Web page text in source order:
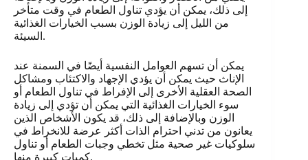
إلى ذلك، يمكن أن يؤدي تناول الطعام في وقت متأخر
من الليل إلى زيادة الوزن بسبب الخيارات الغذائية
السيئة.
يمكن أن تسهم العوامل النفسية أيضًا في السمنة عند
الإناث حيث يمكن أن يؤدي الإجهاد والاكتئاب ومشاكل
الصحة العقلية الأخرى إلى الإفراط في تناول الطعام أو
سوء الخيارات الغذائية التي يمكن أن تؤدي إلى زيادة
الوزن وبالإضافة إلى ذلك، قد يكون الأشخاص الذين
يعانون من تدني احترام الذات أكثر عرضة للانخراط في
سلوكيات غير صحية مثل تخطي وجبات الطعام أو تناول
كميات كبيرة منها.